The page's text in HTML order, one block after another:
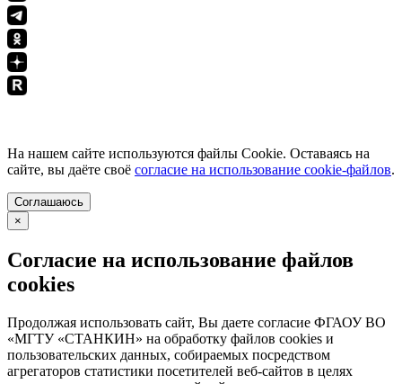
На нашем сайте используются файлы Cookie. Оставаясь на
сайте, вы даёте своё согласие на использование cookie-файлов.
Соглашаюсь
×
Согласие на использование файлов
cookies
Продолжая использовать сайт, Вы даете согласие ФГАОУ ВО
«МГТУ «СТАНКИН» на обработку файлов cookies и
пользовательских данных, собираемых посредством
агрегаторов статистики посетителей веб-сайтов в целях